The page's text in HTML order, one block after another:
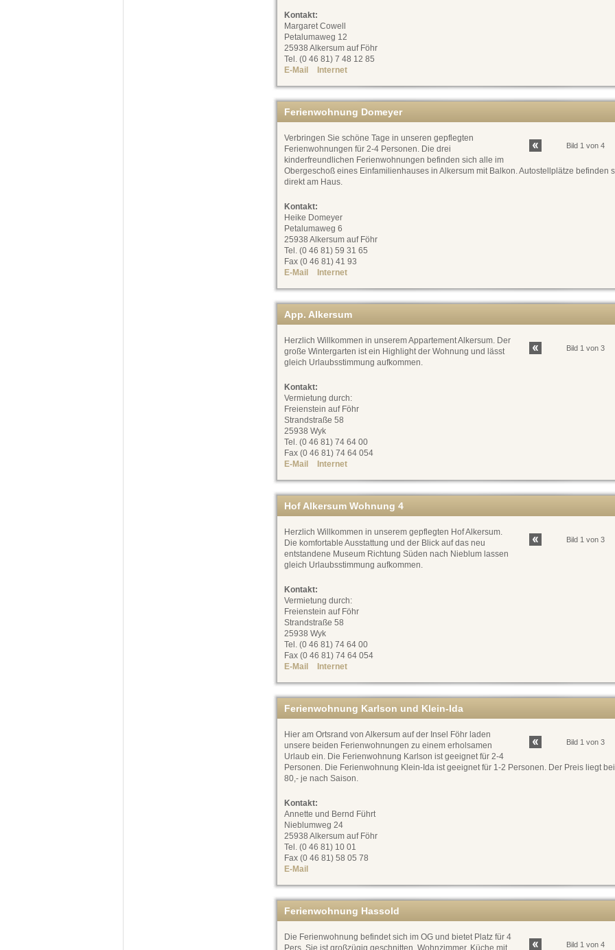
Kontakt:
Margaret Cowell
Petalumaweg 12
25938 Alkersum auf Föhr
Tel. (0 46 81) 7 48 12 85
E-Mail
Internet
Ferienwohnung Domeyer
Bild 1 von 4
Verbringen Sie schöne Tage in unseren gepflegten
Ferienwohnungen für 2-4 Personen. Die drei
kinderfreundlichen Ferienwohnungen befinden sich alle im
Obergeschoß eines Einfamilienhauses in Alkersum mit Balkon. Autostellplätze befinden
direkt am Haus.
Kontakt:
Heike Domeyer
Petalumaweg 6
25938 Alkersum auf Föhr
Tel. (0 46 81) 59 31 65
Fax (0 46 81) 41 93
E-Mail
Internet
App. Alkersum
Bild 1 von 3
Herzlich Willkommen in unserem Appartement Alkersum. Der
große Wintergarten ist ein Highlight der Wohnung und lässt
gleich Urlaubsstimmung aufkommen.
Kontakt:
Vermietung durch:
Freienstein auf Föhr
Strandstraße 58
25938 Wyk
Tel. (0 46 81) 74 64 00
Fax (0 46 81) 74 64 054
E-Mail
Internet
Hof Alkersum Wohnung 4
Bild 1 von 3
Herzlich Willkommen in unserem gepflegten Hof Alkersum.
Die komfortable Ausstattung und der Blick auf das neu
entstandene Museum Richtung Süden nach Nieblum lassen
gleich Urlaubsstimmung aufkommen.
Kontakt:
Vermietung durch:
Freienstein auf Föhr
Strandstraße 58
25938 Wyk
Tel. (0 46 81) 74 64 00
Fax (0 46 81) 74 64 054
E-Mail
Internet
Ferienwohnung Karlson und Klein-Ida
Bild 1 von 3
Hier am Ortsrand von Alkersum auf der Insel Föhr laden
unsere beiden Ferienwohnungen zu einem erholsamen
Urlaub ein. Die Ferienwohnung Karlson ist geeignet für 2-4
Personen. Die Ferienwohnung Klein-Ida ist geeignet für 1-2 Personen. Der Preis liegt
80,- je nach Saison.
Kontakt:
Annette und Bernd Führt
Nieblumweg 24
25938 Alkersum auf Föhr
Tel. (0 46 81) 10 01
Fax (0 46 81) 58 05 78
E-Mail
Ferienwohnung Hassold
Bild 1 von 4
Die Ferienwohnung befindet sich im OG und bietet Platz für 4
Pers. Sie ist großzügig geschnitten, Wohnzimmer, Küche mit